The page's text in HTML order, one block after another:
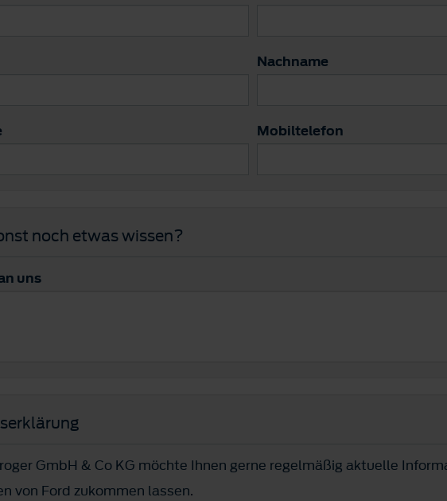
Nachname
Mobiltelefon
noch etwas wissen?
uns
GmbH & Co KG möchte Ihnen gerne regelmäßig aktuelle
von Ford zukommen lassen.